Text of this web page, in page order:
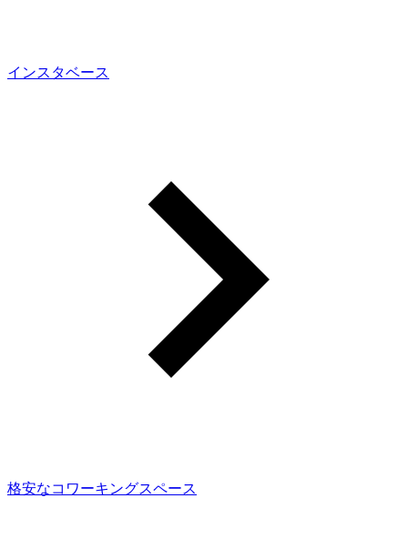
インスタベース
格安なコワーキングスペース